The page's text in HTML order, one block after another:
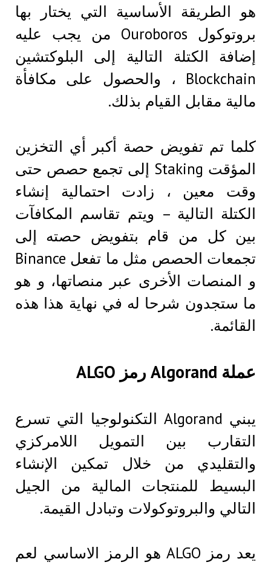
هو الطريقة الأساسية التي يختار بها
بروتوكول Ouroboros من يجب عليه
إضافة الكتلة التالية إلى البلوكتشين
Blockchain ، والحصول على مكافأة
مالية مقابل القيام بذلك.
كلما تم تفويض حصة أكبر أي التخزين
المؤقت Staking إلى تجمع حصص حتى
وقت معين ، زادت احتمالية إنشاء
الكتلة التالية – ويتم تقاسم المكافآت
بين كل من قام بتفويض حصته إلى
تجمعات الحصص مثل ما تفعل Binance
و المنصات الأخرى عبر منصاتها، و هو
ما ستجدون شرحا له في نهاية هذا هذه
القائمة.
عملة Algorand رمز ALGO
يبني Algorand التكنولوجيا التي تسرع
التقارب بين التمويل اللامركزي
والتقليدي من خلال تمكين الإنشاء
البسيط للمنتجات المالية من الجيل
التالي والبروتوكولات وتبادل القيمة.
يعد رمز ALGO هو الرمز الاساسي لعم